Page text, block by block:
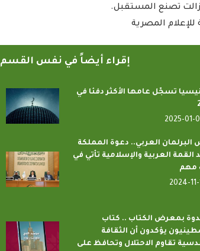
زالت تصنع المستقبل.
للإعلام المصرية
إقراء أيضاً في نفس القسم
تسجّل عامها الأكثر دفئا في
2025-01-
البرلمان العربي.. دعوة المملكة
القمة العربية والإسلامية تأتي في
مهم
2024-11-
بمعرض الكتاب .. كتاب
يؤكدون أن الثقافة
تقاوم الاحتلال وتحافظ على